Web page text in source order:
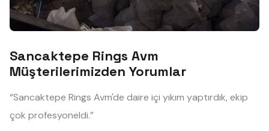
Sancaktepe Rings Avm
Müşterilerimizden Yorumlar
“Sancaktepe Rings Avm'de daire içi yıkım yaptırdık, ekip
çok profesyoneldi.”